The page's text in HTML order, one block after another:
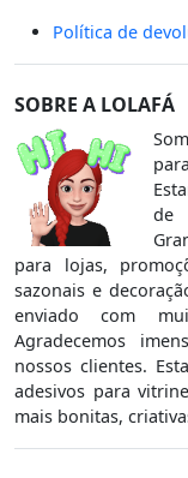
Política de
SOBRE A LOLAFÁ
de
para lojas,
sazonais e
enviado com
Agradecemos
nossos clientes.
adesivos para
mais bonitas,